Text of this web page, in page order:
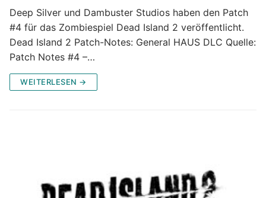
Deep Silver und Dambuster Studios haben den Patch
#4 für das Zombiespiel Dead Island 2 veröffentlicht.
Dead Island 2 Patch-Notes: General HAUS DLC Quelle:
Patch Notes #4 –…
WEITERLESEN →